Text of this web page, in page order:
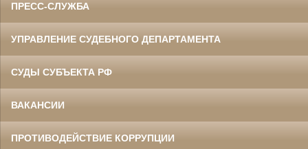
ПРЕСС-СЛУЖБА
УПРАВЛЕНИЕ СУДЕБНОГО ДЕПАРТАМЕНТА
СУДЫ СУБЪЕКТА РФ
ВАКАНСИИ
ПРОТИВОДЕЙСТВИЕ КОРРУПЦИИ